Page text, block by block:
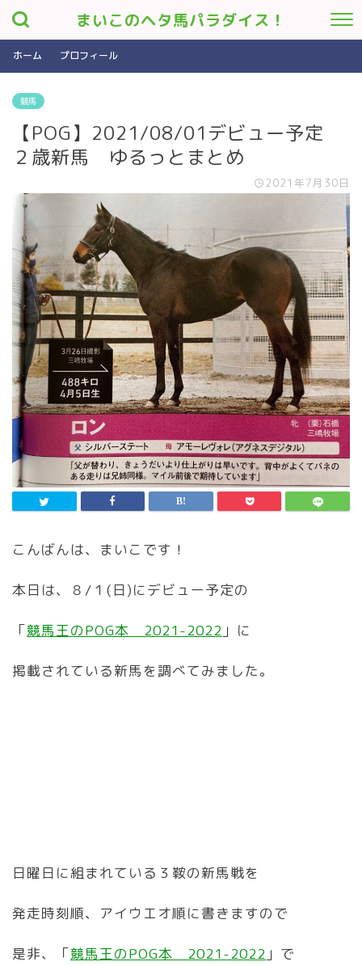
まいこのヘタ馬パラダイス！
ホーム プロフィール
競馬
【POG】2021/08/01デビュー予定
２歳新馬 ゆるっとまとめ
2021年7月30日
こんばんは、まいこです！
本日は、８/１(日)にデビュー予定の
「競馬王のPOG本 2021-2022 」に
掲載されている新馬を調べてみました。
日曜日に組まれている３鞍の新馬戦を
発走時刻順、アイウエオ順に書きますので
是非、「競馬王のPOG本 2021-2022 」で